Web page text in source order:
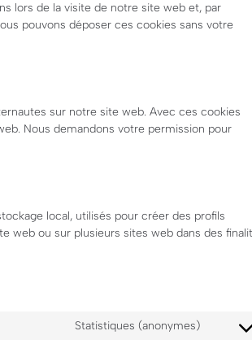
lors de la visite de notre site web et, par
pouvons déposer ces cookies sans votre
sur notre site web. Avec ces cookies
Nous demandons votre permission pour
local, utilisés pour créer des profils
web ou sur plusieurs sites web dans des
Statistiques (anonymes)